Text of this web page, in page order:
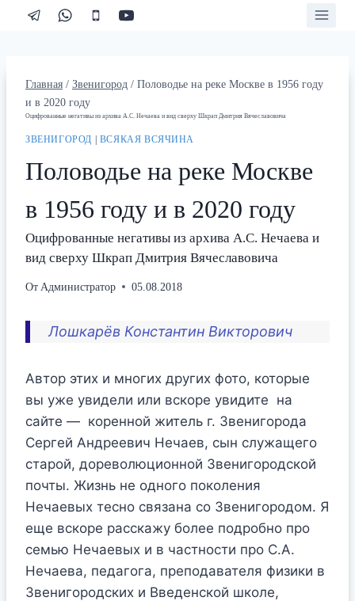
Перейти
Главная / Звенигород / Половодье на реке Москве в 1956 году
и в 2020 году
Оцифрованные негативы из архива А.С. Нечаева и вид сверху Шкрап Дмитрия Вячеславовича
ЗВЕНИГОРОД ВСЯКАЯ ВСЯЧИНА
Половодье на реке Москве
в 1956 году и в 2020 году
Оцифрованные негативы из архива А.С. Нечаева и
вид сверху Шкрап Дмитрия Вячеславовича
От Администратор 05.08.2018
Лошкарёв Константин Викторович
Автор этих и многих других фото, которые
вы уже увидели или вскоре увидите на
сайте — коренной житель г. Звенигорода
Сергей Андреевич Нечаев, сын служащего
старой, дореволюционной Звенигородской
почты. Жизнь не одного поколения
Нечаевых тесно связана со Звенигородом. Я
еще вскоре расскажу более подробно про
семью Нечаевых и в частности про С.А.
Нечаева, педагога, преподавателя физики в
Звенигородских и Введенской школе,